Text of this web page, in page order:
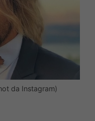
da Instagram)